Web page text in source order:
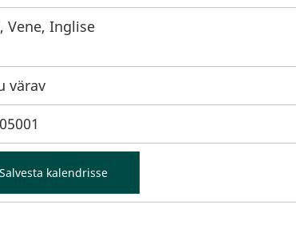
Vene, Inglise
värav
Salvesta kalendrisse